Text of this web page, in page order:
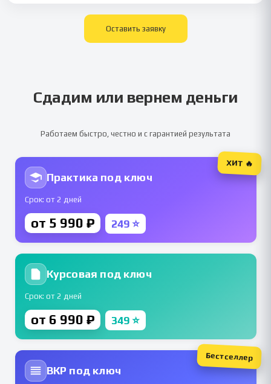
Оставить заявку
Сдадим или вернем деньги
Работаем быстро, честно и с гарантией результата
Практика под ключ
Срок: от 2 дней
от 5 990 ₽ 249 ⭐
ХИТ 🔥
Курсовая под ключ
Срок: от 2 дней
от 6 990 ₽ 349 ⭐
ВКР под ключ
Бестселлер